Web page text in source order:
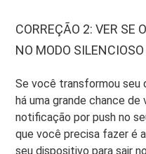
CORREÇÃO 2: VER SE
NO MODO SILENCIOSO
Se você transformou seu
há uma grande chance
notificação por push no
que você precisa fazer é
seu dispositivo para sair